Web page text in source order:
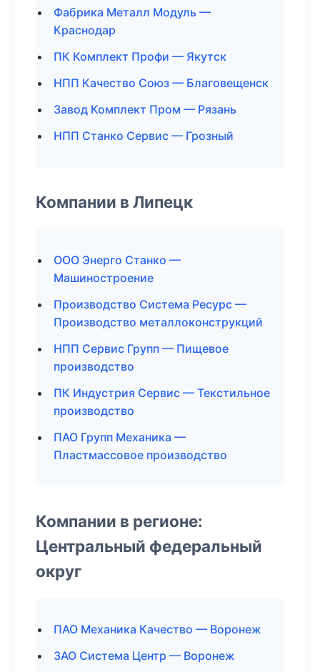
Фабрика Металл Модуль —
Краснодар
ПК Комплект Профи — Якутск
НПП Качество Союз — Благовещенск
Завод Комплект Пром — Рязань
НПП Станко Сервис — Грозный
Компании в Липецк
ООО Энерго Станко —
Машиностроение
Производство Система Ресурс —
Производство металлоконструкций
НПП Сервис Групп — Пищевое
производство
ПК Индустрия Сервис — Текстильное
производство
ПАО Групп Механика —
Пластмассовое производство
Компании в регионе:
Центральный федеральный
округ
ПАО Механика Качество — Воронеж
ЗАО Система Центр — Воронеж